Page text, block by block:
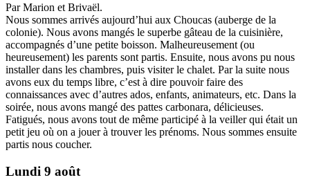
Par Marion et Brivaël.
Nous sommes arrivés aujourd’hui aux Choucas (auberge de la
colonie). Nous avons mangés le superbe gâteau de la cuisinière,
accompagnés d’une petite boisson. Malheureusement (ou
heureusement) les parents sont partis. Ensuite, nous avons pu nous
installer dans les chambres, puis visiter le chalet. Par la suite nous
avons eux du temps libre, c’est à dire pouvoir faire des
connaissances avec d’autres ados, enfants, animateurs, etc. Dans la
soirée, nous avons mangé des pattes carbonara, délicieuses.
Fatigués, nous avons tout de même participé à la veiller qui était un
petit jeu où on a jouer à trouver les prénoms. Nous sommes ensuite
partis nous coucher.
Lundi 9 août